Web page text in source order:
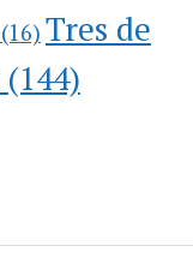
(16) Tres de
(144)